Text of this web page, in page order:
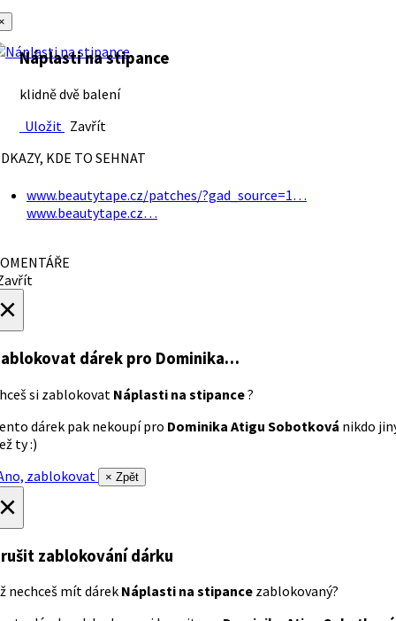
Náplasti na stipance
klidně dvě balení
Uložit Zavřít
KDE TO SEHNAT
www.beautytape.cz/patches/?gad_source=1…
www.beautytape.cz…
dárek pro Dominika…
si zablokovat Náplasti na stipance?
dárek pak nekoupí pro Dominika Atigu Sobotková nikdo
ty :)
zablokovat
× Zpět
zablokování dárku
nechceš mít dárek Náplasti na stipance zablokovaný?